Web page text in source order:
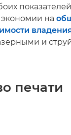
на
и
печати